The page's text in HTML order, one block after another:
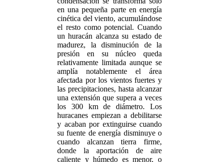
en una pequeña parte en energía
cinética del viento, acumulándose
el resto como potencial. Cuando
un huracán alcanza su estado de
madurez, la disminución de la
presión en su núcleo queda
relativamente limitada aunque se
amplía notablemente el área
afectada por los vientos fuertes y
las precipitaciones, hasta alcanzar
una extensión que supera a veces
los 300 km de diámetro. Los
huracanes empiezan a debilitarse
y acaban por extinguirse cuando
su fuente de energía disminuye o
cuando alcanzan tierra firme,
donde la aportación de aire
caliente y húmedo es menor, o